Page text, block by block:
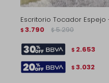
Escritorio Tocador
$ 3.790 $ 5.290
$ 2.653
$ 3.032